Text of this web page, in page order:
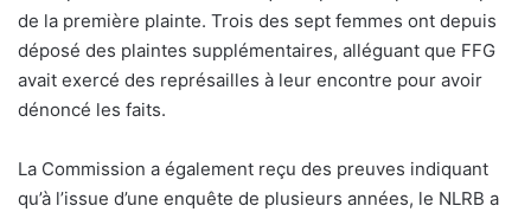
de la première plainte. Trois des sept femmes ont depuis
déposé des plaintes supplémentaires, alléguant que FFG
avait exercé des représailles à leur encontre pour avoir
dénoncé les faits.
La Commission a également reçu des preuves indiquant
qu’à l’issue d’une enquête de plusieurs années, le NLRB a